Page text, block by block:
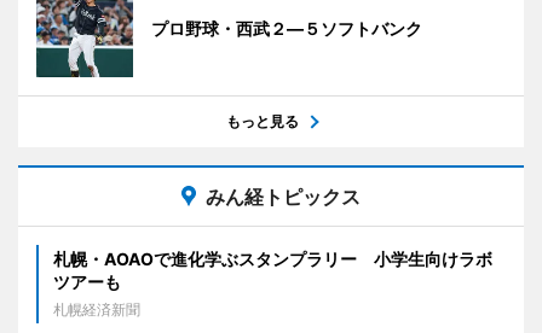
プロ野球・西武２―５ソフトバンク
もっと見る
みん経トピックス
札幌・AOAOで進化学ぶスタンプラリー 小学生向けラボ
ツアーも
札幌経済新聞